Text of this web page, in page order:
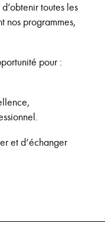
toutes les
nos programmes,
pour :
et d’échanger